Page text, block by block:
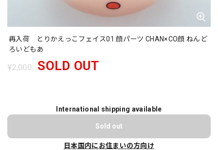
再入荷 とりかえっこフェイス01 顔パーツ CHAN×CO顔 ねんど
ろいどもあ
¥2,000 SOLD OUT
International shipping available
Sold out
日本国内にお住まいの方向け